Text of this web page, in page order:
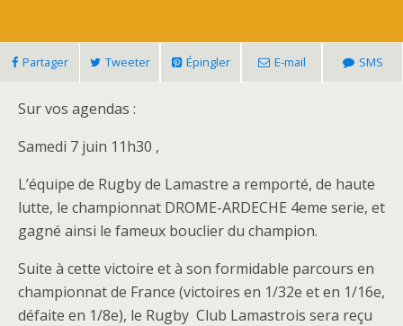
Partager Tweeter Épingler E-mail SMS
Sur vos agendas :
Samedi 7 juin 11h30 ,
L’équipe de Rugby de Lamastre a remporté, de haute
lutte, le championnat DROME-ARDECHE 4eme serie, et
gagné ainsi le fameux bouclier du champion.
Suite à cette victoire et à son formidable parcours en
championnat de France (victoires en 1/32e et en 1/16e,
défaite en 1/8e), le Rugby Club Lamastrois sera reçu